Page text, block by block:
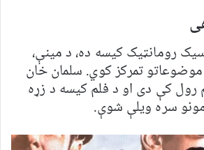
رومانټیک کیسه ده، د مینې،
تمرکز کوي. سلمان خان
کې دی او د فلم کیسه د زړه
سره ویلې شوې.